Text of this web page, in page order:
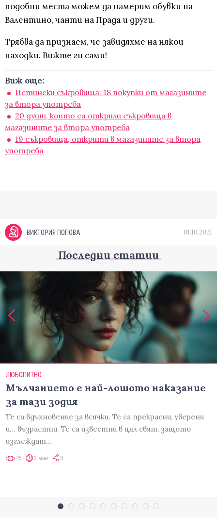
подобни места можем да намерим обувки на
Валентино, чанти на Прада и други.
Трябва да признаем, че завидяхме на някои
находки. Вижте ги сами!
Виж още:
Истински съкровища: 18 покупки от магазините
за втора употреба
20 души, които са открили съкровища в
магазините за втора употреба
19 съкровища, открити в магазините за втора
употреба
ВИКТОРИЯ ПОПОВА 01.10.2021
Последни статии
ЛЮБОПИТНО
Мълчанието е най-лошото наказание
за тази зодия
Те са вдъхновение за всички. Те са прекрасни, уверени
и... възрастни. Те са известни в цял свят, защото
изглеждат…
45 3 мин 0